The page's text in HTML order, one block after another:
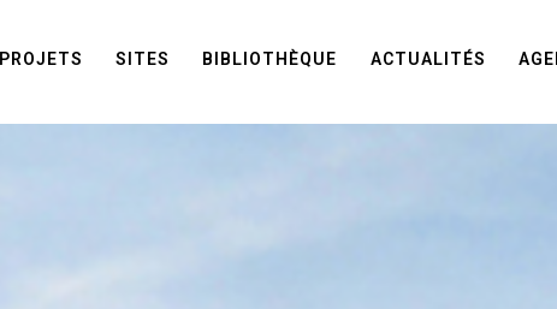
PROJETS SITES BIBLIOTHÈQUE ACTUALITÉS